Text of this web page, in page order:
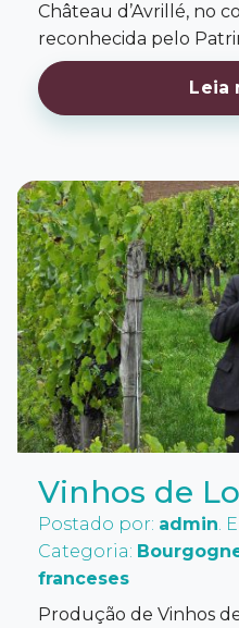
Château d’Avrillé, no
reconhecida pelo
Leia
Vinhos de
Postado por: admin.
Categoria:
franceses
Produção de Vinhos